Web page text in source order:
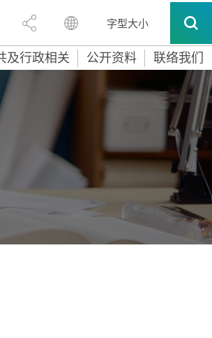
字型大小
及行政相关 公开资料 联络我们